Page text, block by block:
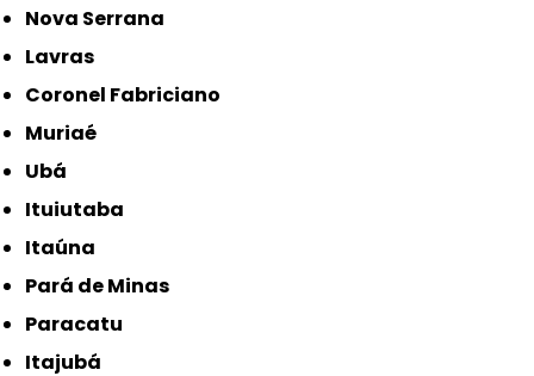
Nova Serrana
Lavras
Coronel Fabriciano
Muriaé
Ubá
Ituiutaba
Itaúna
Pará de Minas
Paracatu
Itajubá